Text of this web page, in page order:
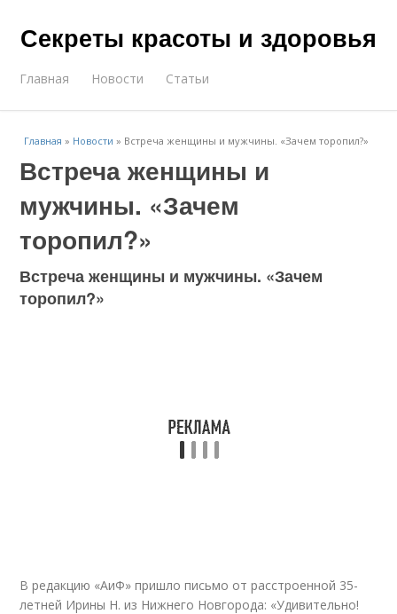
Секреты красоты и здоровья
Главная Новости Статьи
Главная » Новости » Встреча женщины и мужчины. «Зачем торопил?»
Встреча женщины и
мужчины. «Зачем
торопил?»
Встреча женщины и мужчины. «Зачем
торопил?»
В редакцию «АиФ» пришло письмо от расстроенной 35-
летней Ирины Н. из Нижнего Новгорода: «Удивительно!